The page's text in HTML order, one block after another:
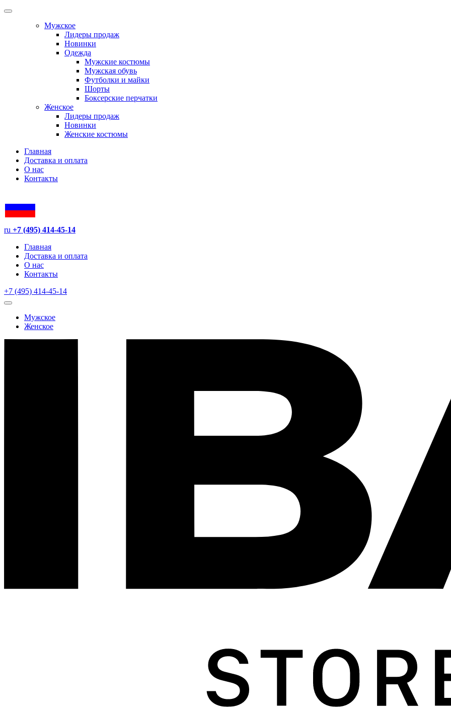
Мужское
Лидеры продаж
Новинки
Одежда
Мужские костюмы
Мужская обувь
Футболки и майки
Шорты
Боксерские перчатки
Женское
Лидеры продаж
Новинки
Женские костюмы
Главная
Доставка и оплата
О нас
Контакты
ru +7 (495) 414-45-14
Главная
Доставка и оплата
О нас
Контакты
+7 (495) 414-45-14
Мужское
Женское